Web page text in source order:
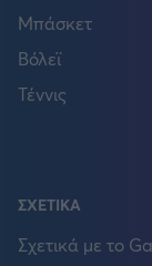
Μπάσκετ
Βόλεϊ
Τέννις
ΣΧΕΤΙΚΑ
Σχετικά με το